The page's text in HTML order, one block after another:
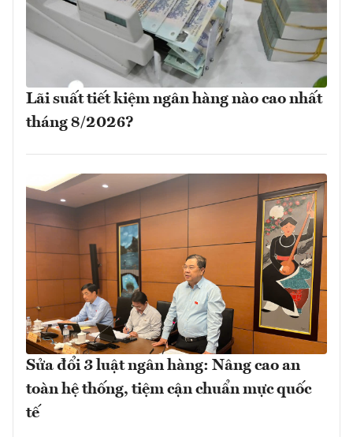
Lãi suất tiết kiệm ngân hàng nào cao nhất
tháng 8/2026?
Sửa đổi 3 luật ngân hàng: Nâng cao an
toàn hệ thống, tiệm cận chuẩn mực quốc
tế